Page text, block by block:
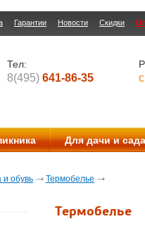
Гарантии Новости Скидки
Тел:
8(495) 641-86-35
Для дачи и сада
обувь Термобелье
Термобелье